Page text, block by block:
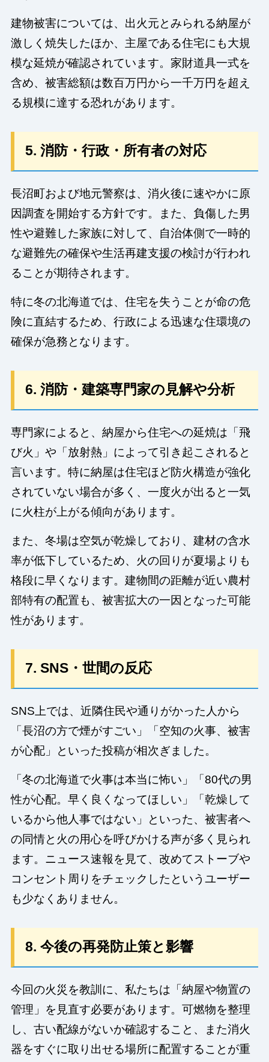
建物被害については、出火元とみられる納屋が
激しく焼失したほか、主屋である住宅にも大規
模な延焼が確認されています。家財道具一式を
含め、被害総額は数百万円から一千万円を超え
る規模に達する恐れがあります。
5. 消防・行政・所有者の対応
長沼町および地元警察は、消火後に速やかに原
因調査を開始する方針です。また、負傷した男
性や避難した家族に対して、自治体側で一時的
な避難先の確保や生活再建支援の検討が行われ
ることが期待されます。
特に冬の北海道では、住宅を失うことが命の危
険に直結するため、行政による迅速な住環境の
確保が急務となります。
6. 消防・建築専門家の見解や分析
専門家によると、納屋から住宅への延焼は「飛
び火」や「放射熱」によって引き起こされると
言います。特に納屋は住宅ほど防火構造が強化
されていない場合が多く、一度火が出ると一気
に火柱が上がる傾向があります。
また、冬場は空気が乾燥しており、建材の含水
率が低下しているため、火の回りが夏場よりも
格段に早くなります。建物間の距離が近い農村
部特有の配置も、被害拡大の一因となった可能
性があります。
7. SNS・世間の反応
SNS上では、近隣住民や通りがかった人から
「長沼の方で煙がすごい」「空知の火事、被害
が心配」といった投稿が相次ぎました。
「冬の北海道で火事は本当に怖い」「80代の男
性が心配。早く良くなってほしい」「乾燥して
いるから他人事ではない」といった、被害者へ
の同情と火の用心を呼びかける声が多く見られ
ます。ニュース速報を見て、改めてストーブや
コンセント周りをチェックしたというユーザー
も少なくありません。
8. 今後の再発防止策と影響
今回の火災を教訓に、私たちは「納屋や物置の
管理」を見直す必要があります。可燃物を整理
し、古い配線がないか確認すること、また消火
器をすぐに取り出せる場所に配置することが重